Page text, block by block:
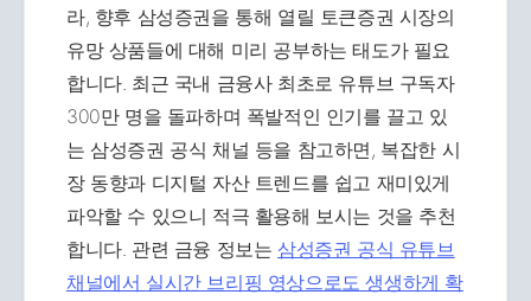
라, 향후 삼성증권을 통해 열릴 토큰증권 시장의
유망 상품들에 대해 미리 공부하는 태도가 필요
합니다. 최근 국내 금융사 최초로 유튜브 구독자
300만 명을 돌파하며 폭발적인 인기를 끌고 있
는 삼성증권 공식 채널 등을 참고하면, 복잡한 시
장 동향과 디지털 자산 트렌드를 쉽고 재미있게
파악할 수 있으니 적극 활용해 보시는 것을 추천
합니다. 관련 금융 정보는 삼성증권 공식 유튜브
채널에서 실시간 브리핑 영상으로도 생생하게 확